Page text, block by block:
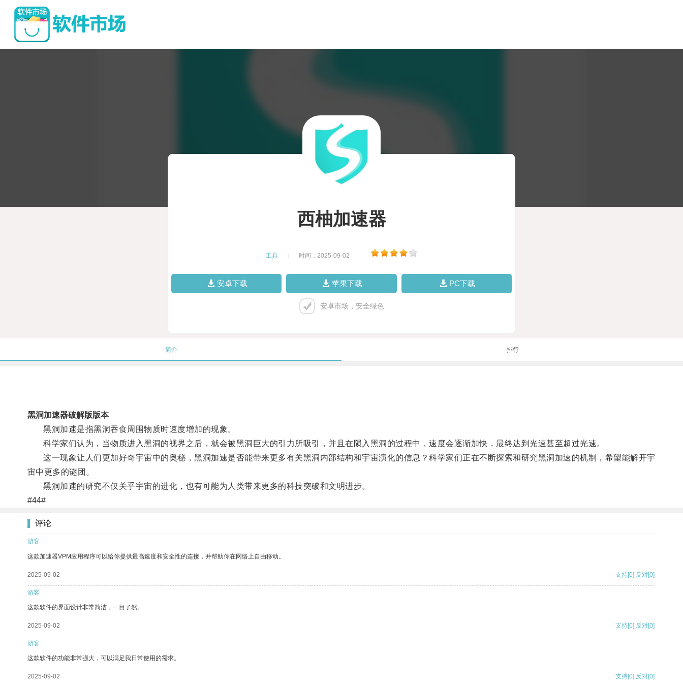
西柚加速器
工具 时间：2025-09-02
安卓下载 苹果下载 PC下载
安卓市场，安全绿色
简介 排行
黑洞加速器破解版版本
黑洞加速是指黑洞吞食周围物质时速度增加的现象。
科学家们认为，当物质进入黑洞的视界之后，就会被黑洞巨大的引力所吸引，并且在陨入黑洞的过程中，速度会逐渐加快，最终达到光速甚至超过光速。
这一现象让人们更加好奇宇宙中的奥秘，黑洞加速是否能带来更多有关黑洞内部结构和宇宙演化的信息？科学家们正在不断探索和研究黑洞加速的机制，希望能解开宇
宙中更多的谜团。
黑洞加速的研究不仅关乎宇宙的进化，也有可能为人类带来更多的科技突破和文明进步。
#44#
评论
游客
这款加速器VPM应用程序可以给你提供最高速度和安全性的连接，并帮助你在网络上自由移动。
2025-09-02 支持[0] 反对[0]
游客
这款软件的界面设计非常简洁，一目了然。
2025-09-02 支持[0] 反对[0]
游客
这款软件的功能非常强大，可以满足我日常使用的需求。
2025-09-02 支持[0] 反对[0]